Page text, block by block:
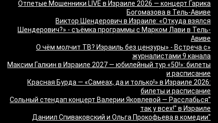
Отпетые Мошенники LIVE в Израиле 2026 — концерт Гарика
Богомазова в Тель-Авиве
Виктор Шендерович в Израиле: «Откуда взялся
Шендерович?» - съёмка программы с Марком Лави в Тель-
Авиве
«О чём молчит ТВ? Израиль без цензуры» - Встреча с
журналистами 9 канала
Максим Галкин в Израиле 2027 — юбилейный тур «50!»: билеты
и расписание
Красная Бурда — «Самеах, да и только!» в Израиле 2026:
билеты и расписание
"Сольный стендап концерт Валерии Яковлевой — Расслабься
так у всех!" в Израиле
"Даниил Спиваковский и Ольга Прокофьева в комедии